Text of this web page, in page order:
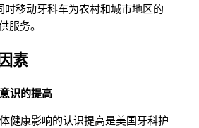
移动牙科车为农村和城市地区的
服务。
素
识的提高
健康影响的认识提高是美国牙科护